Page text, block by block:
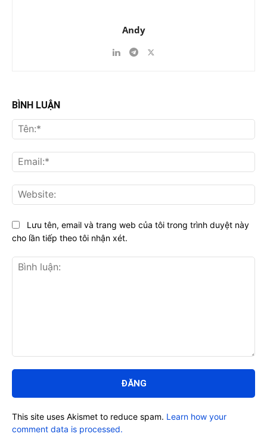
Andy
BÌNH LUẬN
luận:
Lưu tên, email và trang web của tôi trong trình duyệt này
cho lần tiếp theo tôi nhận xét.
This site uses Akismet to reduce spam. Learn how your
comment data is processed.